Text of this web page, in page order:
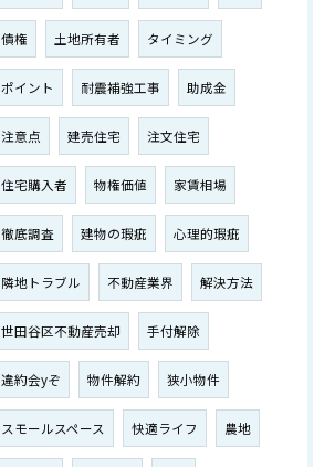
債権 土地所有者 タイミング
ポイント 耐震補強工事 助成金
注意点 建売住宅 注文住宅
住宅購入者 物権価値 家賃相場
徹底調査 建物の瑕疵 心理的瑕疵
隣地トラブル 不動産業界 解決方法
世田谷区不動産売却 手付解除
違約会yぞ 物件解約 狭小物件
スモールスペース 快適ライフ 農地